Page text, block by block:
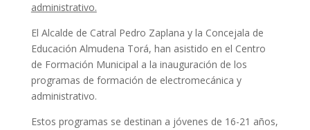
administrativo.
El Alcalde de Catral Pedro Zaplana y la Concejala de
Educación Almudena Torá, han asistido en el Centro
de Formación Municipal a la inauguración de los
programas de formación de electromecánica y
administrativo.
Estos programas se destinan a jóvenes de 16-21 años,